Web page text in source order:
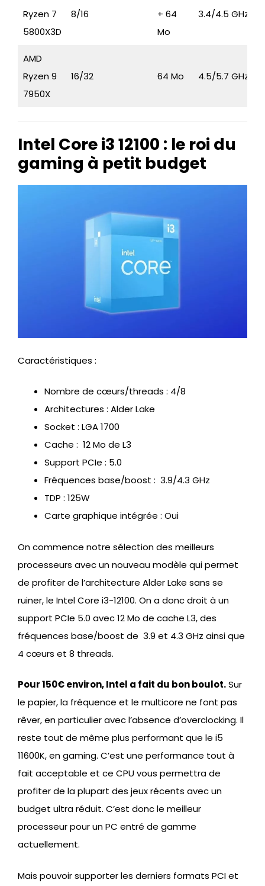
Ryzen 7
5800X3D
8/16
+ 64
Mo
3.4/4.5 GHz
AMD
Ryzen 9
7950X
16/32 64 Mo 4.5/5.7 GHz
Intel Core i3 12100 : le roi du
gaming à petit budget
Caractéristiques :
Nombre de cœurs/threads : 4/8
Architectures : Alder Lake
Socket : LGA 1700
Cache : 12 Mo de L3
Support PCIe : 5.0
Fréquences base/boost : 3.9/4.3 GHz
TDP : 125W
Carte graphique intégrée : Oui
On commence notre sélection des meilleurs
processeurs avec un nouveau modèle qui permet
de profiter de l’architecture Alder Lake sans se
ruiner, le Intel Core i3-12100. On a donc droit à un
support PCIe 5.0 avec 12 Mo de cache L3, des
fréquences base/boost de 3.9 et 4.3 GHz ainsi que
4 cœurs et 8 threads.
Pour 150€ environ, Intel a fait du bon boulot.Sur
le papier, la fréquence et le multicore ne font pas
rêver, en particulier avec l’absence d’overclocking. Il
reste tout de même plus performant que le i5
11600K, en gaming. C’est une performance tout à
fait acceptable et ce CPU vous permettra de
profiter de la plupart des jeux récents avec un
budget ultra réduit. C’est donc le meilleur
processeur pour un PC entré de gamme
actuellement.
Mais pouvoir supporter les derniers formats PCI et